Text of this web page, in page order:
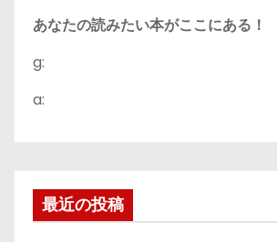
あなたの読みたい本がここにある！
g:
a:
最近の投稿